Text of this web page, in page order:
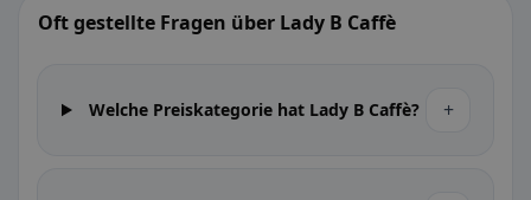
Oft gestellte Fragen über Lady B Caffè
Welche Preiskategorie hat Lady B Caffè? +